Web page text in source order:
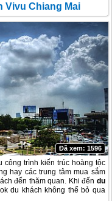
Vivu Chiang Mai
công trình kiến trúc hoàng tộc
hay các trung tâm mua sắm
đến thăm quan. Khi đến du
du khách không thể bỏ qua
Đã xem: 1596